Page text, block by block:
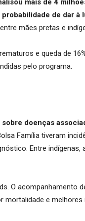
mais de 4
de dar à
mães pretas e
e queda de
pelo programa.
doenças
Família tiveram
Entre indígenas,
O acompanhamento
mortalidade e melhores